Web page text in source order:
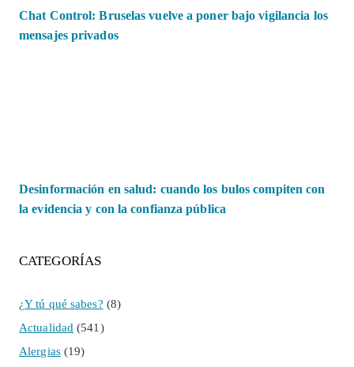
Chat Control: Bruselas vuelve a poner bajo vigilancia los
mensajes privados
Desinformación en salud: cuando los bulos compiten con
la evidencia y con la confianza pública
CATEGORÍAS
¿Y tú qué sabes? (8)
Actualidad (541)
Alergias(19)